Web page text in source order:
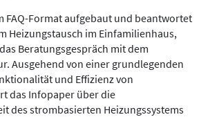
FAQ-Format aufgebaut und beantwortet
Heizungstausch im Einfamilienhaus,
Beratungsgespräch mit dem
Ausgehend von einer grundlegenden
und Effizienz von
das Infopaper über die
des strombasierten Heizungssystems